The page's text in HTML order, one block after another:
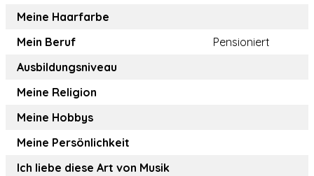
Meine Haarfarbe
Mein Beruf
Pensioniert
Ausbildungsniveau
Meine Religion
Meine Hobbys
Meine Persönlichkeit
Ich liebe diese Art von Musik